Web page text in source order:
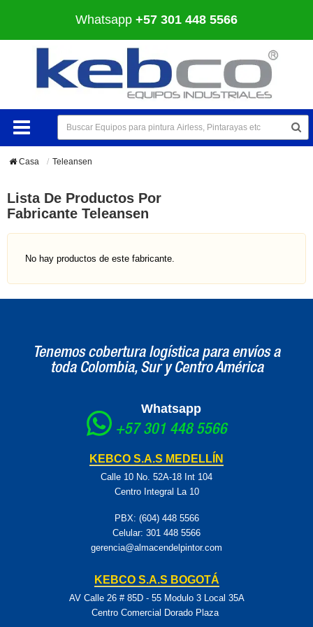
Whatsapp +57 301 448 5566
Casa Teleansen
Lista De Productos Por
Fabricante Teleansen
No hay productos de este fabricante.
Tenemos cobertura logística para envíos a
toda Colombia, Sur y Centro América
Whatsapp
+57 301 448 5566
KEBCO S.A.S MEDELLÍN
Calle 10 No. 52A-18 Int 104
Centro Integral La 10
PBX: (604) 448 5566
Celular: 301 448 5566
gerencia@almacendelpintor.com
KEBCO S.A.S BOGOTÁ
AV Calle 26 # 85D - 55 Modulo 3 Local 35A
Centro Comercial Dorado Plaza